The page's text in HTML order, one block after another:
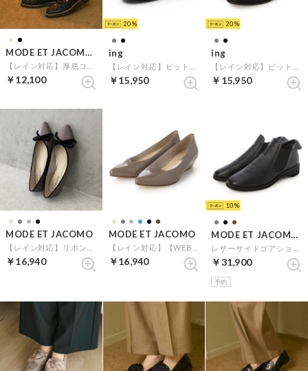
MODE ET JACOMO carino
￥12,100
20
ing
￥15,950
20
ing
￥15,950
MODE ET JACOMO
￥16,940
MODE ET JACOMO
￥16,940
10
MODE ET JACOMO D'ICI
￥31,900
予約